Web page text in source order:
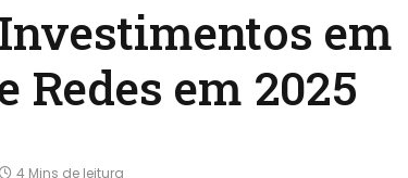
em
em 2025
4 Mins de leitura